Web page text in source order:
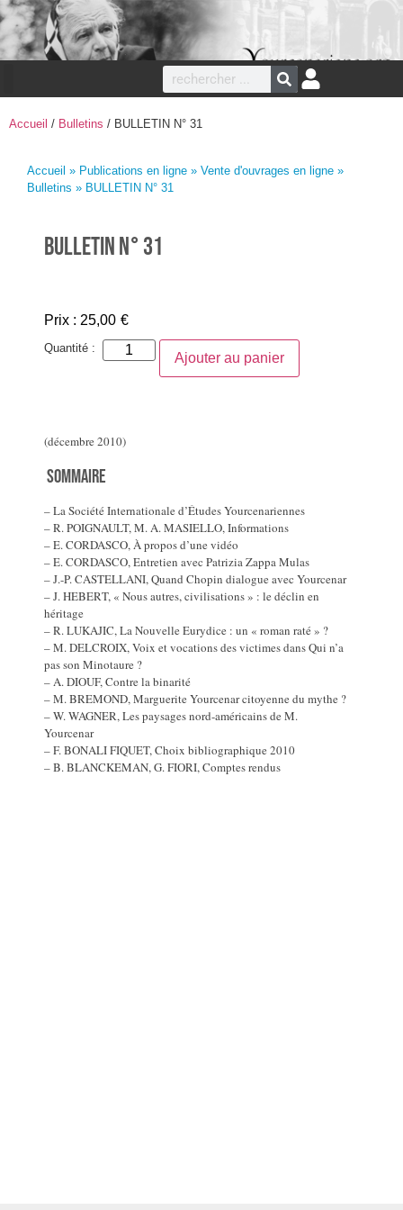
Accueil / Bulletins / BULLETIN N° 31
Accueil » Publications en ligne » Vente d'ouvrages en ligne »
Bulletins » BULLETIN N° 31
BULLETIN N° 31
Prix : 25,00 €
Quantité :
Ajouter au panier
(décembre 2010)
Sommaire
– La Société Internationale d’Études Yourcenariennes
– R. POIGNAULT, M. A. MASIELLO, Informations
– E. CORDASCO, À propos d’une vidéo
– E. CORDASCO, Entretien avec Patrizia Zappa Mulas
– J.-P. CASTELLANI, Quand Chopin dialogue avec Yourcenar
– J. HEBERT, « Nous autres, civilisations » : le déclin en
héritage
– R. LUKAJIC, La Nouvelle Eurydice : un « roman raté » ?
– M. DELCROIX, Voix et vocations des victimes dans Qui n’a
pas son Minotaure ?
– A. DIOUF, Contre la binarité
– M. BREMOND, Marguerite Yourcenar citoyenne du mythe ?
– W. WAGNER, Les paysages nord-américains de M.
Yourcenar
– F. BONALI FIQUET, Choix bibliographique 2010
– B. BLANCKEMAN, G. FIORI, Comptes rendus